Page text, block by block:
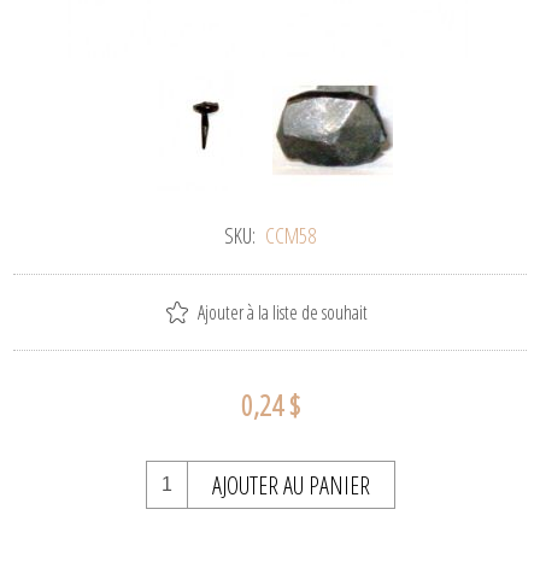
SKU: CCM58
Ajouter à la liste de souhait
0,24 $
AJOUTER AU PANIER